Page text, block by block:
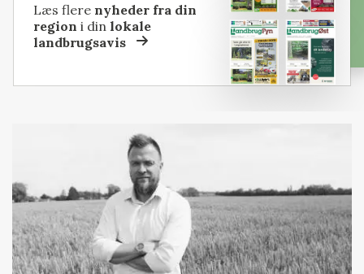
Læs flere nyheder fra din
region i dinlokale
landbrugsavis